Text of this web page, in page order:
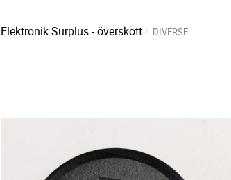
Elektronik Surplus - överskott DIVERSE